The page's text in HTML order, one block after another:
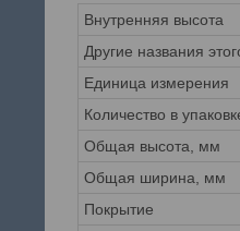
Внутренняя высота
Другие названия
Единица измерения
Количество в
Общая высота, мм
Общая ширина, мм
Покрытие